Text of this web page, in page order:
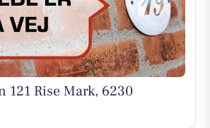
121 Rise Mark, 6230